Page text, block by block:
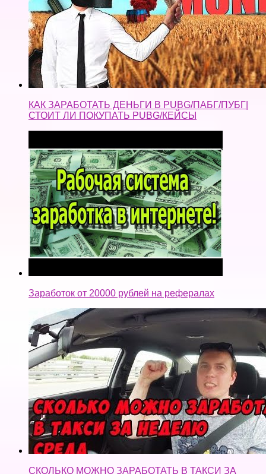
КАК ЗАРАБОТАТЬ ДЕНЬГИ В PUBG/ПАБГ/ПУБГ|
СТОИТ ЛИ ПОКУПАТЬ PUBG/КЕЙСЫ
Заработок от 20000 рублей на рефералах
СКОЛЬКО МОЖНО ЗАРАБОТАТЬ В ТАКСИ ЗА
НЕДЕЛЮ.СРЕДА